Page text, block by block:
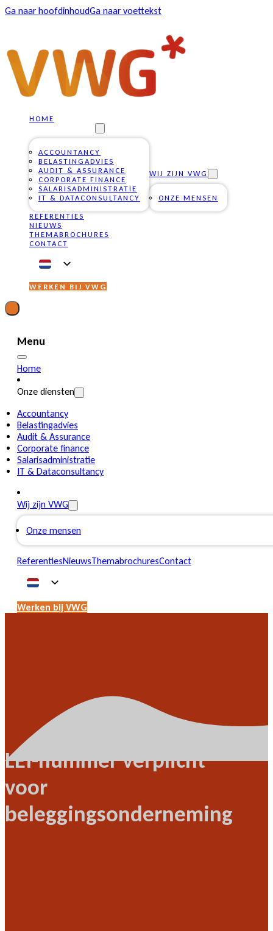
Ga naar hoofdinhoudGa naar voettekst
HOME
ACCOUNTANCY
BELASTINGADVIES
AUDIT & ASSURANCE
CORPORATE FINANCE
SALARISADMINISTRATIE
IT & DATACONSULTANCY
WIJ ZIJN VWG
ONZE MENSEN
REFERENTIES
NIEUWS
THEMABROCHURES
CONTACT
WERKEN BIJ VWG
Menu
Home
Onze diensten
Accountancy
Belastingadvies
Audit & Assurance
Corporate finance
Salarisadministratie
IT & Dataconsultancy
Wij zijn VWG
Onze mensen
ReferentiesNieuwsThemabrochuresContact
Werken bij VWG
LEI-nummer verplicht
voor
beleggingsonderneming